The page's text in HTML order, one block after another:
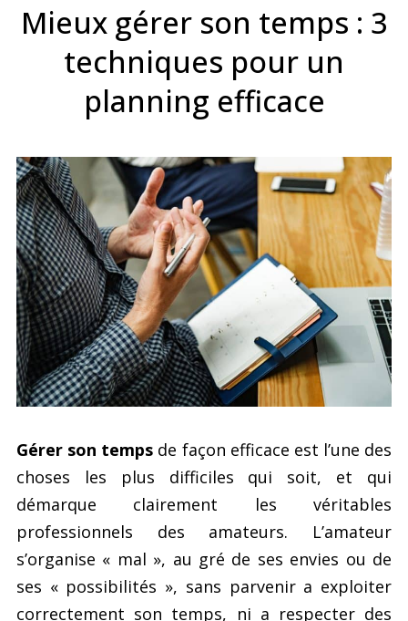
Mieux gérer son temps : 3
techniques pour un
planning efficace
Gérer son temps de façon efficace est l’une des
choses les plus difficiles qui soit, et qui
démarque clairement les véritables
professionnels des amateurs. L’amateur
s’organise « mal », au gré de ses envies ou de
ses « possibilités », sans parvenir a exploiter
correctement son temps, ni a respecter des